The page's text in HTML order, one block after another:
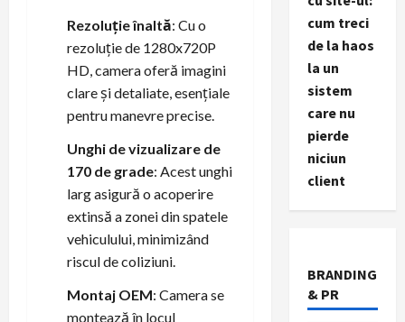
Rezoluție înaltă: Cu o
rezoluție de 1280x720P
HD, camera oferă imagini
clare și detaliate, esențiale
pentru manevre precise.
Unghi de vizualizare de
170 de grade: Acest unghi
larg asigură o acoperire
extinsă a zonei din spatele
vehiculului, minimizând
riscul de coliziuni.
Montaj OEM: Camera se
montează în locul
cum treci
de la haos
la un
sistem
care nu
pierde
niciun
client
BRANDING
& PR